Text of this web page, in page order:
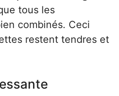
tous les
combinés. Ceci
restent tendres et